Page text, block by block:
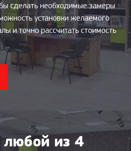
сделать необходимые замеры
установки желаемого
и точно рассчитать стоимость
любой из 4